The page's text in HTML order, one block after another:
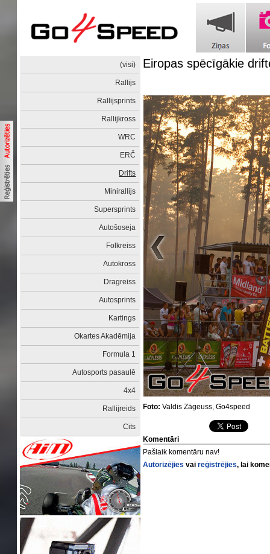
(visi)
Rallijs
Rallijsprints
Rallijkross
WRC
ERČ
Drifts
Minirallijs
Supersprints
Autošoseja
Folkreiss
Autokross
Dragreiss
Autosprints
Kartings
Okartes Akadēmija
Formula 1
Autosports pasaulē
4x4
Rallijreids
Cits
Eiropas spēcīgākie
Foto: Valdis Zāgeuss, Go4speed
Komentāri
Pašlaik komentāru nav!
Autorizējies vaireģistrējies, lai